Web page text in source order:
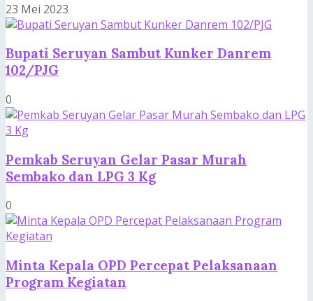
23 Mei 2023
Bupati Seruyan Sambut Kunker Danrem
102/PJG
0
Pemkab Seruyan Gelar Pasar Murah
Sembako dan LPG 3 Kg
0
Minta Kepala OPD Percepat Pelaksanaan
Program Kegiatan